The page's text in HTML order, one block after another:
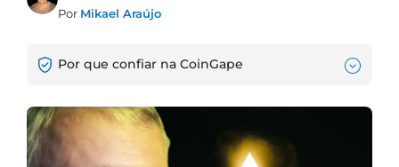
Por Mikael Araújo
Por que confiar na CoinGape